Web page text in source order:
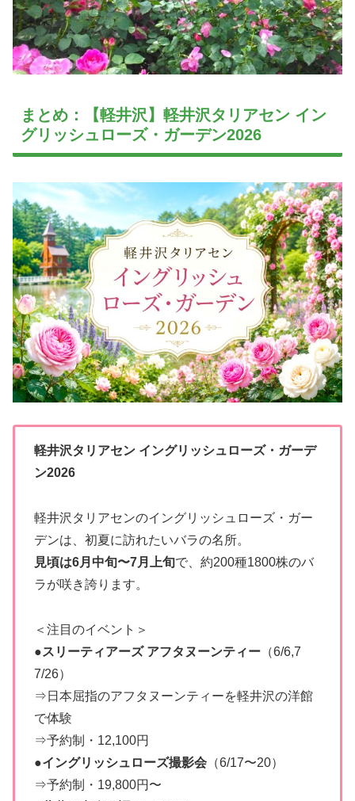
まとめ：【軽井沢】軽井沢タリアセン イン
グリッシュローズ・ガーデン2026
軽井沢タリアセン イングリッシュローズ・ガーデ
ン2026
軽井沢タリアセンのイングリッシュローズ・ガー
デンは、初夏に訪れたいバラの名所。
見頃は6月中旬〜7月上旬で、約200種1800株のバ
ラが咲き誇ります。
＜注目のイベント＞
●スリーティアーズ アフタヌーンティー （6/6,7
7/26）
⇒日本屈指のアフタヌーンティーを軽井沢の洋館
で体験
⇒予約制・12,100円
●イングリッシュローズ撮影会 （6/17〜20）
⇒予約制・19,800円〜